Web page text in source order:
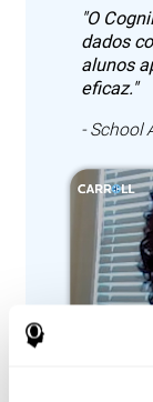
"O
dados
alunos
eficaz."
- School